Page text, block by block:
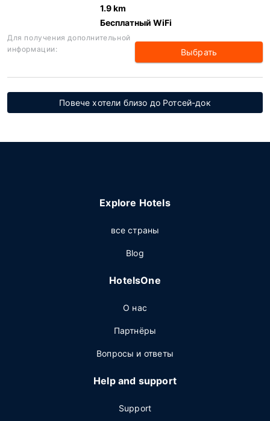
1.9 km
Бесплатный WiFi
Для получения дополнительной
информации:
Выбрать
Повече хотели близо до Ротсей-док
Explore Hotels
все страны
Blog
HotelsOne
О нас
Партнёры
Вопросы и ответы
Help and support
Support